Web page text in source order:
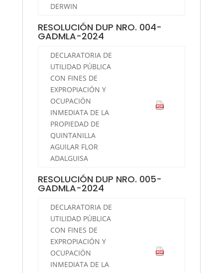
DERWIN
RESOLUCIÓN DUP NRO. 004-
GADMLA-2024
DECLARATORIA DE
UTILIDAD PÚBLICA
CON FINES DE
EXPROPIACIÓN Y
OCUPACIÓN
INMEDIATA DE LA
PROPIEDAD DE
QUINTANILLA
AGUILAR FLOR
ADALGUISA
RESOLUCIÓN DUP NRO. 005-
GADMLA-2024
DECLARATORIA DE
UTILIDAD PÚBLICA
CON FINES DE
EXPROPIACIÓN Y
OCUPACIÓN
INMEDIATA DE LA